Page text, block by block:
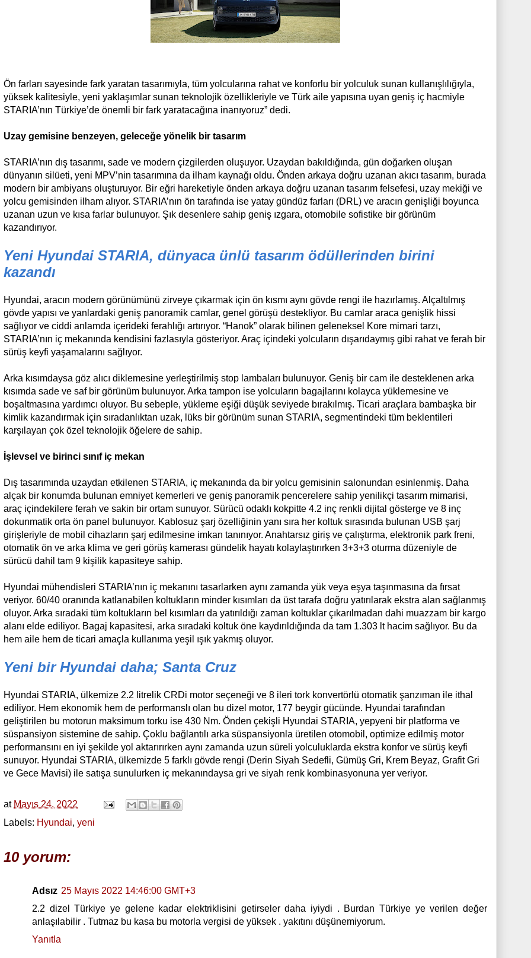
Ön farları sayesinde fark yaratan tasarımıyla, tüm yolcularına rahat ve konforlu bir yolculuk sunan kullanışlılığıyla,
yüksek kalitesiyle, yeni yaklaşımlar sunan teknolojik özellikleriyle ve Türk aile yapısına uyan geniş iç hacmiyle
STARIA’nın Türkiye’de önemli bir fark yaratacağına inanıyoruz” dedi.
Uzay gemisine benzeyen, geleceğe yönelik bir tasarım
STARIA’nın dış tasarımı, sade ve modern çizgilerden oluşuyor. Uzaydan bakıldığında, gün doğarken oluşan
dünyanın silüeti, yeni MPV’nin tasarımına da ilham kaynağı oldu. Önden arkaya doğru uzanan akıcı tasarım, burada
modern bir ambiyans oluşturuyor. Bir eğri hareketiyle önden arkaya doğru uzanan tasarım felsefesi, uzay mekiği ve
yolcu gemisinden ilham alıyor. STARIA’nın ön tarafında ise yatay gündüz farları (DRL) ve aracın genişliği boyunca
uzanan uzun ve kısa farlar bulunuyor. Şık desenlere sahip geniş ızgara, otomobile sofistike bir görünüm
kazandırıyor.
Yeni Hyundai STARIA, dünyaca ünlü tasarım ödüllerinden birini
kazandı
Hyundai, aracın modern görünümünü zirveye çıkarmak için ön kısmı aynı gövde rengi ile hazırlamış. Alçaltılmış
gövde yapısı ve yanlardaki geniş panoramik camlar, genel görüşü destekliyor. Bu camlar araca genişlik hissi
sağlıyor ve ciddi anlamda içerideki ferahlığı artırıyor. “Hanok” olarak bilinen geleneksel Kore mimari tarzı,
STARIA’nın iç mekanında kendisini fazlasıyla gösteriyor. Araç içindeki yolcuların dışarıdaymış gibi rahat ve ferah bir
sürüş keyfi yaşamalarını sağlıyor.
Arka kısımdaysa göz alıcı diklemesine yerleştirilmiş stop lambaları bulunuyor. Geniş bir cam ile desteklenen arka
kısımda sade ve saf bir görünüm bulunuyor. Arka tampon ise yolcuların bagajlarını kolayca yüklemesine ve
boşaltmasına yardımcı oluyor. Bu sebeple, yükleme eşiği düşük seviyede bırakılmış. Ticari araçlara bambaşka bir
kimlik kazandırmak için sıradanlıktan uzak, lüks bir görünüm sunan STARIA, segmentindeki tüm beklentileri
karşılayan çok özel teknolojik öğelere de sahip.
İşlevsel ve birinci sınıf iç mekan
Dış tasarımında uzaydan etkilenen STARIA, iç mekanında da bir yolcu gemisinin salonundan esinlenmiş. Daha
alçak bir konumda bulunan emniyet kemerleri ve geniş panoramik pencerelere sahip yenilikçi tasarım mimarisi,
araç içindekilere ferah ve sakin bir ortam sunuyor. Sürücü odaklı kokpitte 4.2 inç renkli dijital gösterge ve 8 inç
dokunmatik orta ön panel bulunuyor. Kablosuz şarj özelliğinin yanı sıra her koltuk sırasında bulunan USB şarj
girişleriyle de mobil cihazların şarj edilmesine imkan tanınıyor. Anahtarsız giriş ve çalıştırma, elektronik park freni,
otomatik ön ve arka klima ve geri görüş kamerası gündelik hayatı kolaylaştırırken 3+3+3 oturma düzeniyle de
sürücü dahil tam 9 kişilik kapasiteye sahip.
Hyundai mühendisleri STARIA’nın iç mekanını tasarlarken aynı zamanda yük veya eşya taşınmasına da fırsat
veriyor. 60/40 oranında katlanabilen koltukların minder kısımları da üst tarafa doğru yatırılarak ekstra alan sağlanmış
oluyor. Arka sıradaki tüm koltukların bel kısımları da yatırıldığı zaman koltuklar çıkarılmadan dahi muazzam bir kargo
alanı elde ediliyor. Bagaj kapasitesi, arka sıradaki koltuk öne kaydırıldığında da tam 1.303 lt hacim sağlıyor. Bu da
hem aile hem de ticari amaçla kullanıma yeşil ışık yakmış oluyor.
Yeni bir Hyundai daha; Santa Cruz
Hyundai STARIA, ülkemize 2.2 litrelik CRDi motor seçeneği ve 8 ileri tork konvertörlü otomatik şanzıman ile ithal
ediliyor. Hem ekonomik hem de performanslı olan bu dizel motor, 177 beygir gücünde. Hyundai tarafından
geliştirilen bu motorun maksimum torku ise 430 Nm. Önden çekişli Hyundai STARIA, yepyeni bir platforma ve
süspansiyon sistemine de sahip. Çoklu bağlantılı arka süspansiyonla üretilen otomobil, optimize edilmiş motor
performansını en iyi şekilde yol aktarırırken aynı zamanda uzun süreli yolculuklarda ekstra konfor ve sürüş keyfi
sunuyor. Hyundai STARIA, ülkemizde 5 farklı gövde rengi (Derin Siyah Sedefli, Gümüş Gri, Krem Beyaz, Grafit Gri
ve Gece Mavisi) ile satışa sunulurken iç mekanındaysa gri ve siyah renk kombinasyonuna yer veriyor.
at Mayıs 24, 2022
Labels: Hyundai, yeni
10 yorum:
Adsız 25 Mayıs 2022 14:46:00 GMT+3
2.2 dizel Türkiye ye gelene kadar elektriklisini getirseler daha iyiydi . Burdan Türkiye ye verilen değer
anlaşılabilir . Tutmaz bu kasa bu motorla vergisi de yüksek . yakıtını düşünemiyorum.
Yanıtla